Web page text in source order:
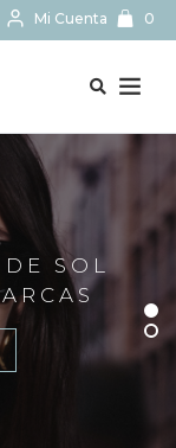
Mi Cuenta 0
SOL